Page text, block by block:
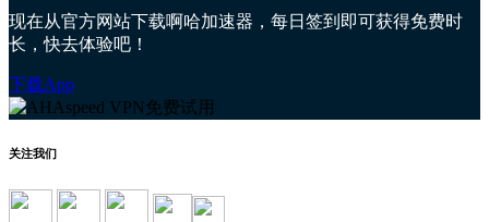
现在从官方网站下载啊哈加速器，每日签到即可获得免费时
长，快去体验吧！
下载App
关注我们